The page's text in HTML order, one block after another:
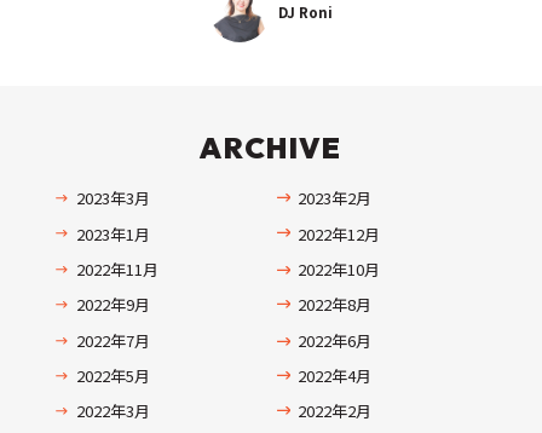
DJ Roni
ARCHIVE
2023年3月
2023年2月
2023年1月
2022年12月
2022年11月
2022年10月
2022年9月
2022年8月
2022年7月
2022年6月
2022年5月
2022年4月
2022年3月
2022年2月